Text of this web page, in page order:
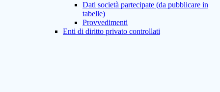
Dati società partecipate (da pubblicare in
tabelle)
Provvedimenti
Enti di diritto privato controllati